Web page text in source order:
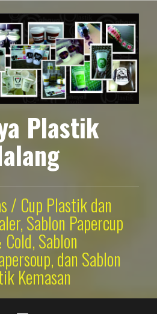
Plastik
/ Cup Plastik dan
Sablon Papercup
Sablon
dan Sablon
Kemasan